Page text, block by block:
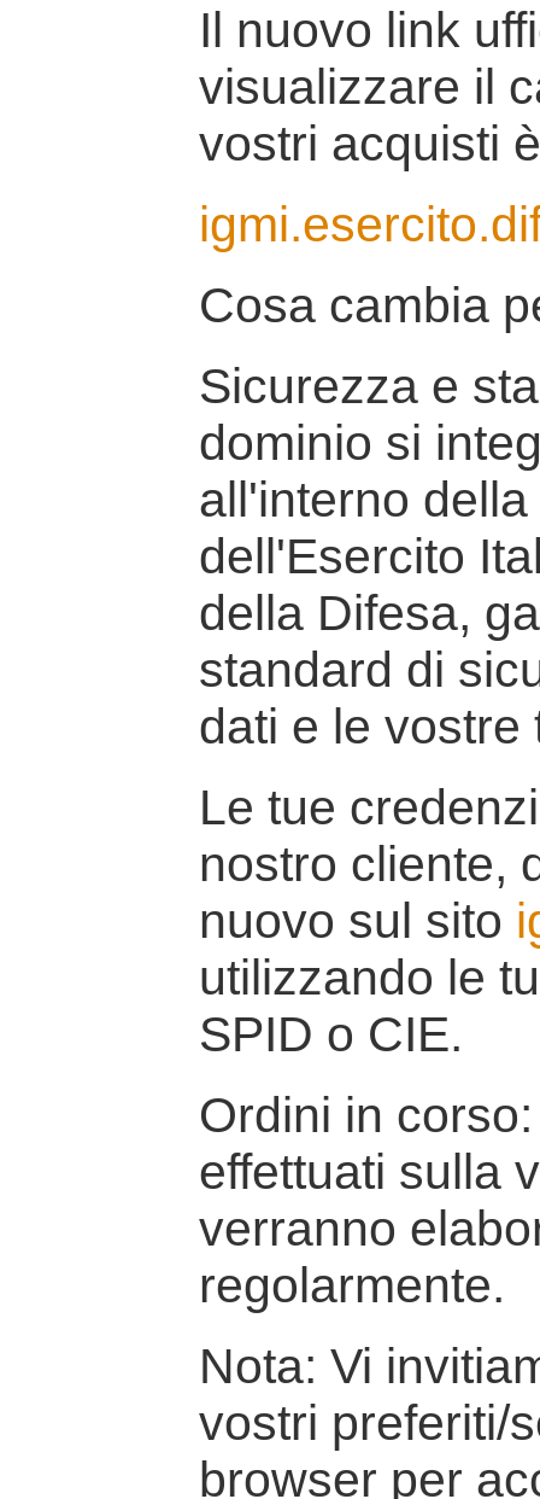
Il nuovo link
visualizzare il
vostri acquisti
Cosa cambia
Sicurezza e
dominio si
all'interno
dell'Esercito
della Difesa,
standard di
dati e le vostre
Le tue
nostro cliente,
nuovo sul sito
utilizzando le
SPID o CIE.
Ordini in
effettuati sulla
verranno
regolarmente.
Nota: Vi
vostri preferiti/
browser per